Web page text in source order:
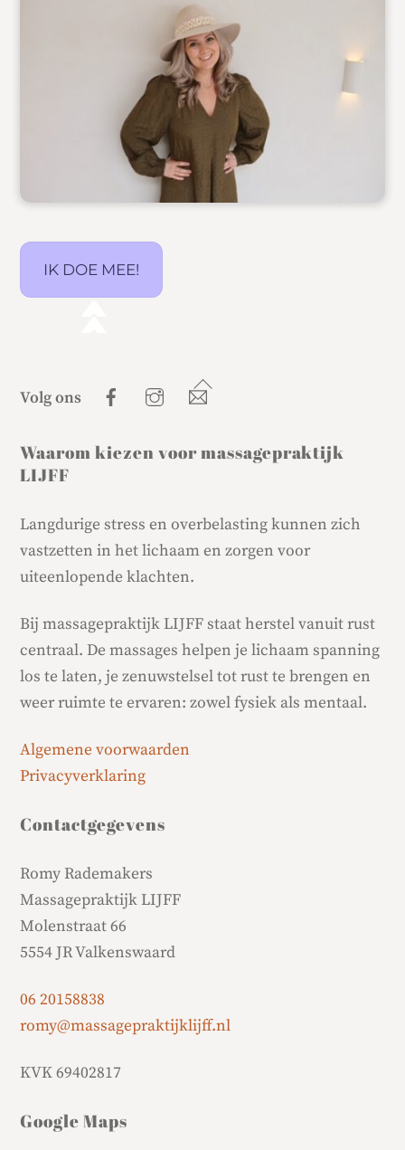
IK DOE MEE!
Back
To
Volg ons
FacebookInstagram
Waarom kiezen voor massagepraktijk
LIJFF
Langdurige stress en overbelasting kunnen zich
vastzetten in het lichaam en zorgen voor
uiteenlopende klachten.
Bij massagepraktijk LIJFF staat herstel vanuit rust
centraal. De massages helpen je lichaam spanning
los te laten, je zenuwstelsel tot rust te brengen en
weer ruimte te ervaren: zowel fysiek als mentaal.
Algemene voorwaarden
Privacyverklaring
Contactgegevens
Romy Rademakers
Massagepraktijk LIJFF
Molenstraat 66
5554 JR Valkenswaard
06 20158838
romy@massagepraktijklijff.nl
KVK 69402817
Google Maps